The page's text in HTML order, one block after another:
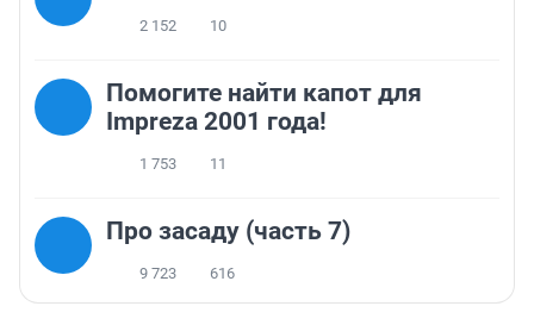
2 152 10
Помогите найти капот для
Impreza 2001 года!
1 753 11
Про засаду (часть 7)
9 723 616